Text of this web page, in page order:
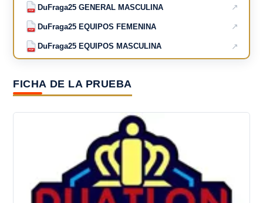
PDF DuFraga25 GENERAL MASCULINA ↗
PDF DuFraga25 EQUIPOS FEMENINA ↗
PDF DuFraga25 EQUIPOS MASCULINA ↗
FICHA DE LA PRUEBA